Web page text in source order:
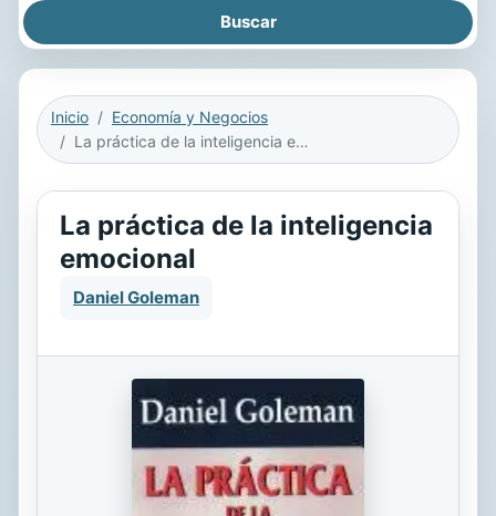
Inicio
Economía y Negocios
La práctica de la inteligencia emocional
La práctica de la inteligencia
emocional
Daniel Goleman